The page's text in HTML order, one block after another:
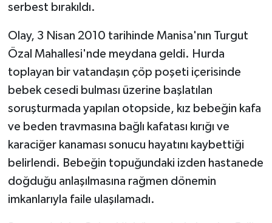
serbest bırakıldı.
Olay, 3 Nisan 2010 tarihinde Manisa'nın Turgut
Özal Mahallesi'nde meydana geldi. Hurda
toplayan bir vatandaşın çöp poşeti içerisinde
bebek cesedi bulması üzerine başlatılan
soruşturmada yapılan otopside, kız bebeğin kafa
ve beden travmasına bağlı kafatası kırığı ve
karaciğer kanaması sonucu hayatını kaybettiği
belirlendi. Bebeğin topuğundaki izden hastanede
doğduğu anlaşılmasına rağmen dönemin
imkanlarıyla faile ulaşılamadı.